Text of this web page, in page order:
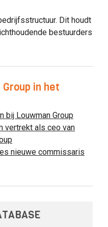
Dit houdt
bestuurders
in het
bij Louwman Group
vertrekt als ceo van
nieuwe commissaris